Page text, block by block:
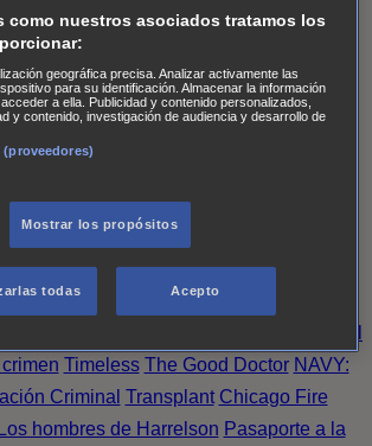
Circuito cerrado
Alert: Unidad
desaparecidas
blanco Hannibal Daños y Perjuicios
of Sex Three Pines Accused Carter Alice
Blindspot Coyote
Reckoning: Ajuste de Cuentas
Bill Mentes Criminales Candice Renoir
Bulletproof Annika Lincoln Rhyme:
Timeless The Good Doctor NAVY:
Criminal Transplant Chicago Fire
hombres de Harrelson Pasaporte a la
como nuestros asociados tratamos los
geográfica precisa. Analizar activamente las
para su identificación. Almacenar la información
a ella. Publicidad y contenido personalizados,
y contenido, investigación de audiencia y desarrollo de
(proveedores)
Mostrar los propósitos
todas Acepto